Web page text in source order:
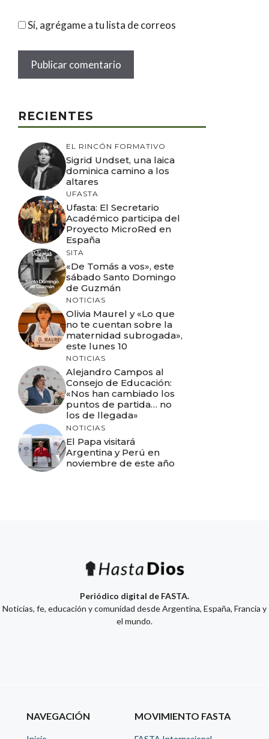
Sí, agrégame a tu lista de correos
RECIENTES
EL RINCÓN FORMATIVO
Sigrid Undset, una laica
dominica camino a los
altares
UFASTA
Ufasta: El Secretario
Académico participa del
Proyecto MicroRed en
España
SITA
«De Tomás a vos», este
sábado Santo Domingo
de Guzmán
NOTICIAS
Olivia Maurel y «Lo que
no te cuentan sobre la
maternidad subrogada»,
este lunes 10
NOTICIAS
Alejandro Campos al
Consejo de Educación:
«Nos han cambiado los
puntos de partida… no
los de llegada»
NOTICIAS
El Papa visitará
Argentina y Perú en
noviembre de este año
Periódico digital de FASTA.
Noticias, fe, educación y comunidad desde Argentina, España, Francia y
el mundo.
NAVEGACIÓN MOVIMIENTO FASTA